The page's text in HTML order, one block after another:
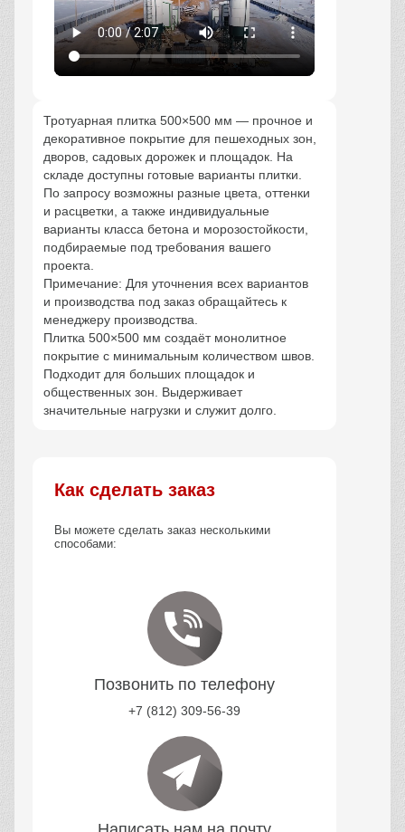
Тротуарная плитка 500×500 мм — прочное и
декоративное покрытие для пешеходных зон,
дворов, садовых дорожек и площадок. На
складе доступны готовые варианты плитки.
По запросу возможны разные цвета, оттенки
и расцветки, а также индивидуальные
варианты класса бетона и морозостойкости,
подбираемые под требования вашего
проекта.
Примечание: Для уточнения всех вариантов
и производства под заказ обращайтесь к
менеджеру производства.
Плитка 500×500 мм создаёт монолитное
покрытие с минимальным количеством швов.
Подходит для больших площадок и
общественных зон. Выдерживает
значительные нагрузки и служит долго.
Как сделать заказ
Вы можете сделать заказ несколькими
способами:
Позвонить по телефону
+7 (812) 309-56-39